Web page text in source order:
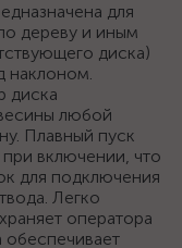
для
дереву и иным
диска)
наклоном.
диска
любой
Плавный пуск
включении, что
для подключения
Легко
оператора
обеспечивает